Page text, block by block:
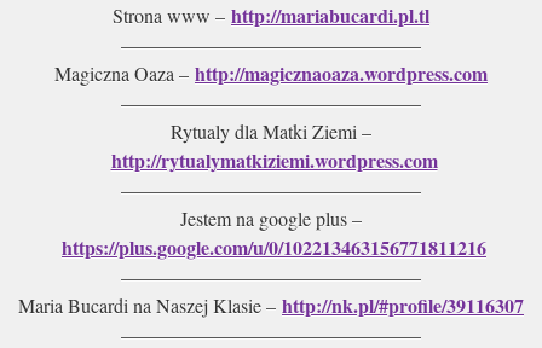
Strona www – http://mariabucardi.pl.tl
———————————————–
Magiczna Oaza – http://magicznaoaza.wordpress.com
———————————————–
Rytualy dla Matki Ziemi –
http://rytualymatkiziemi.wordpress.com
———————————————–
Jestem na google plus –
https://plus.google.com/u/0/102213463156771811216
———————————————–
Maria Bucardi na Naszej Klasie – http://nk.pl/#profile/39116307
———————————————–